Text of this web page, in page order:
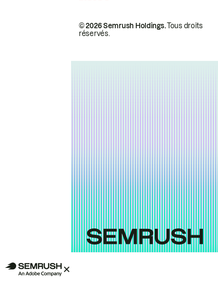
© 2026 Semrush Holdings.Tous droits
réservés.